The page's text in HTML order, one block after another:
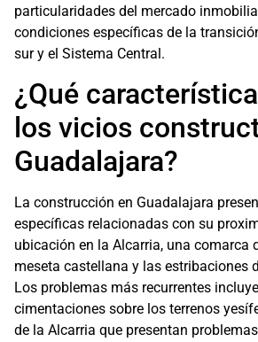
particularidades del mercado
condiciones específicas de la
sur y el Sistema Central.
¿Qué
los vicios
Guadalajara?
La construcción en Guadalajara
específicas relacionadas con su
ubicación en la Alcarria, una comarca
meseta castellana y las estribaciones
Los problemas más recurrentes
cimentaciones sobre los terrenos
de la Alcarria que presentan